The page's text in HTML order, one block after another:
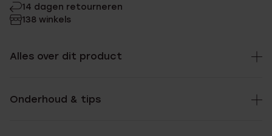
14 dagen retourneren
138 winkels
Alles over dit product
Onderhoud & tips